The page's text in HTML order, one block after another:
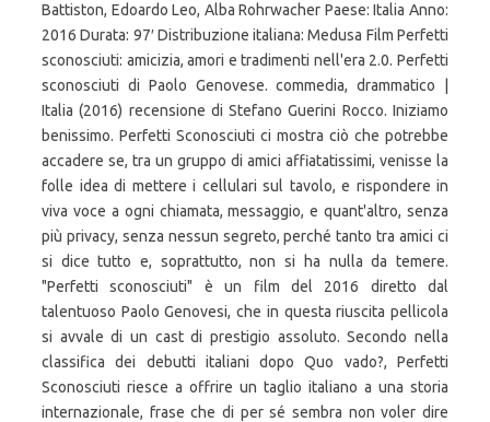
Battiston, Edoardo Leo, Alba Rohrwacher Paese: Italia Anno:
2016 Durata: 97′ Distribuzione italiana: Medusa Film Perfetti
sconosciuti: amicizia, amori e tradimenti nell'era 2.0. Perfetti
sconosciuti di Paolo Genovese. commedia, drammatico |
Italia (2016) recensione di Stefano Guerini Rocco. Iniziamo
benissimo. Perfetti Sconosciuti ci mostra ciò che potrebbe
accadere se, tra un gruppo di amici affiatatissimi, venisse la
folle idea di mettere i cellulari sul tavolo, e rispondere in
viva voce a ogni chiamata, messaggio, e quant'altro, senza
più privacy, senza nessun segreto, perché tanto tra amici ci
si dice tutto e, soprattutto, non si ha nulla da temere.
"Perfetti sconosciuti" è un film del 2016 diretto dal
talentuoso Paolo Genovesi, che in questa riuscita pellicola
si avvale di un cast di prestigio assoluto. Secondo nella
classifica dei debutti italiani dopo Quo vado?, Perfetti
Sconosciuti riesce a offrire un taglio italiano a una storia
internazionale, frase che di per sé sembra non voler dire